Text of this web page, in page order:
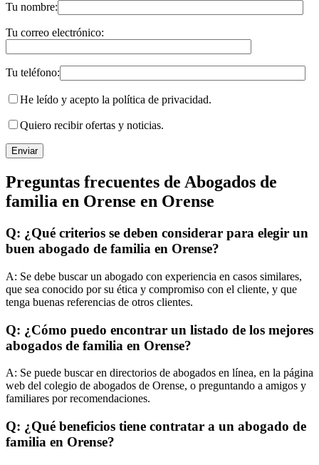
Tu nombre:
Tu correo electrónico:
Tu teléfono:
He leído y acepto la política de privacidad.
Quiero recibir ofertas y noticias.
Preguntas frecuentes de Abogados de
familia en Orense en Orense
Q: ¿Qué criterios se deben considerar para elegir un
buen abogado de familia en Orense?
A: Se debe buscar un abogado con experiencia en casos similares,
que sea conocido por su ética y compromiso con el cliente, y que
tenga buenas referencias de otros clientes.
Q: ¿Cómo puedo encontrar un listado de los mejores
abogados de familia en Orense?
A: Se puede buscar en directorios de abogados en línea, en la página
web del colegio de abogados de Orense, o preguntando a amigos y
familiares por recomendaciones.
Q: ¿Qué beneficios tiene contratar a un abogado de
familia en Orense?